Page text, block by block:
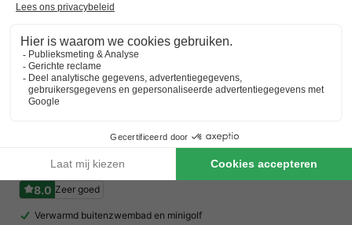
Drenthe,Ruinen Kaart
8.0 Zeer goed
Verwarmd buitenzwembad en minigolf